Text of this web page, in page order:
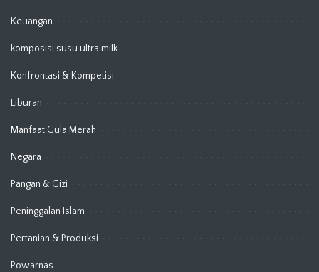
Keuangan
komposisi susu ultra milk
Konfrontasi & Kompetisi
Liburan
Manfaat Gula Merah
Negara
Pangan & Gizi
Peninggalan Islam
Pertanian & Produksi
Powarnas